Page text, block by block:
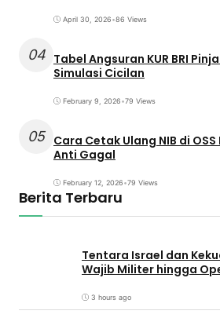
April 30, 2026•86 Views
04 Tabel Angsuran KUR BRI
Simulasi Cicilan
February 9, 2026•79 Views
05 Cara Cetak Ulang NIB di OSS
Anti Gagal
February 12, 2026•79 Views
Berita Terbaru
Tentara Israel dan
Wajib Militer hingga
3 hours ago